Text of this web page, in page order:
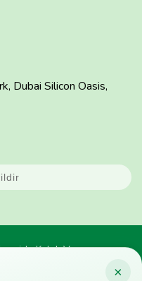
×
Dubai Silicon Oasis,
Kulak Ver